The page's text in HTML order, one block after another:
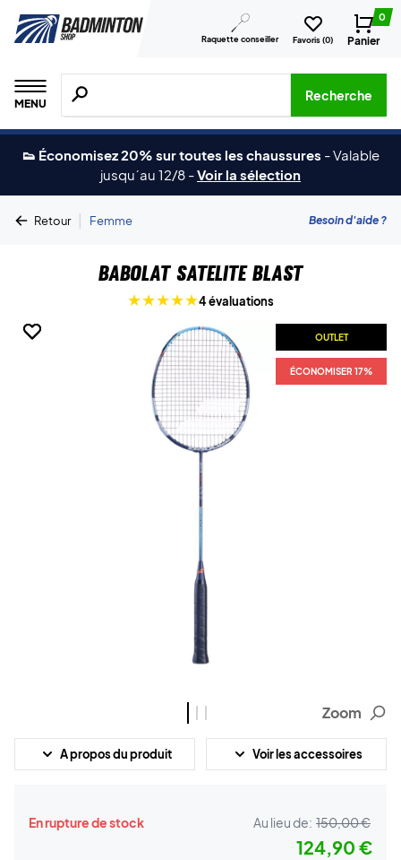
Raquette conseiller Favoris (0)
0
Panier
MENU
Recherche de produits, de marques, etc.
Recherche
👟 Économisez 20% sur toutes les chaussures -Valable
jusqu´au 12/8 -Voir la sélection
Retour | Femme Besoin d'aide ?
Babolat Satelite Blast
4 évaluations
OUTLET
ÉCONOMISER 17%
OUTLET
ÉCONOMISER 17%
OUTLET
ÉCONOMISER 17%
Zoom
A propos du produit Voir les accessoires
En rupture de stock Au lieu de: 150,00 €
124,90 €